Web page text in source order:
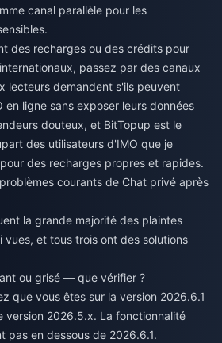
canal parallèle pour les
des recharges ou des crédits pour
passez par des canaux
lecteurs demandent s'ils peuvent
en ligne sans exposer leurs données
douteux, et BitTopup est le
des utilisateurs d'IMO que je
des recharges propres et rapides.
courants de Chat privé après
la grande majorité des plaintes
vues, et tous trois ont des solutions
ou grisé — que vérifier ?
que vous êtes sur la version 2026.6.1
version 2026.5.x. La fonctionnalité
pas en dessous de 2026.6.1.